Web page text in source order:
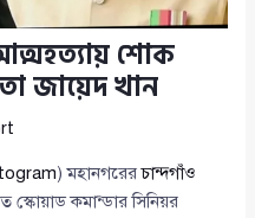
শোক
জায়েদ খান
) মহানগরেরচান্দগাঁও
স্কোয়াড কমান্ডার সিনিয়র